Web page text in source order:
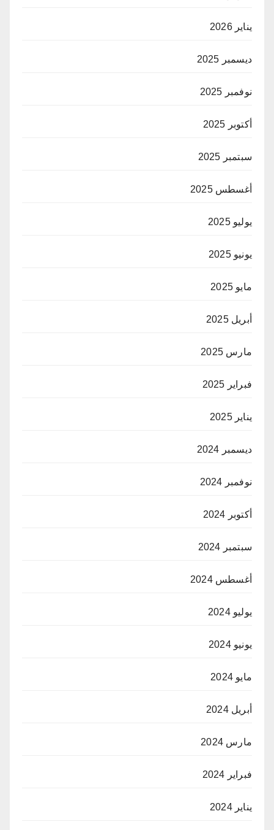
يناير 2026
ديسمبر 2025
نوفمبر 2025
أكتوبر 2025
سبتمبر 2025
أغسطس 2025
يوليو 2025
يونيو 2025
مايو 2025
أبريل 2025
مارس 2025
فبراير 2025
يناير 2025
ديسمبر 2024
نوفمبر 2024
أكتوبر 2024
سبتمبر 2024
أغسطس 2024
يوليو 2024
يونيو 2024
مايو 2024
أبريل 2024
مارس 2024
فبراير 2024
يناير 2024